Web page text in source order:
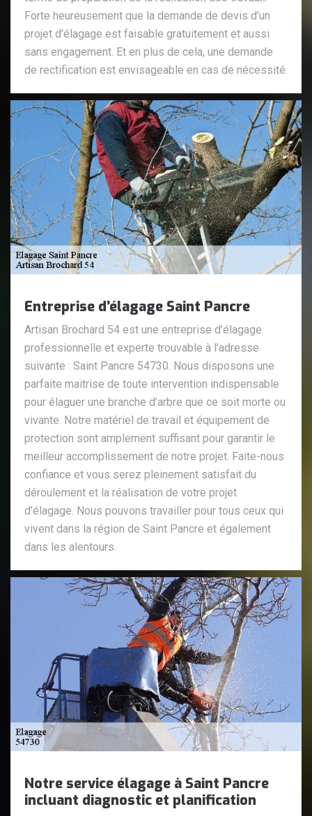
Forte heureusement que la demande de devis d’un
projet d’élagage est faisable gratuitement et aussi
sans engagement. Et en plus de cela, une demande
de rectification est envisageable en cas de nécessité.
Entreprise d’élagage Saint Pancre
Artisan Brochard 54 est une entreprise d’élagage
professionnelle et experte trouvable à l’adresse
suivante : Saint Pancre 54730. Nous disposons une
parfaite maitrise de toute intervention indispensable
pour élaguer une branche d’arbre que ce soit morte ou
vivante. Notre matériel de travail et équipement de
protection sont amplement suffisant pour garantir le
meilleur accomplissement de notre projet. Faite-nous
confiance et vous serez pleinement satisfait du
déroulement et la réalisation de votre projet
d’élagage. Nous pouvons travailler pour tous ceux qui
vivent dans la région de Saint Pancre et également
dans les alentours.
Notre service élagage à Saint Pancre
incluant diagnostic et planification